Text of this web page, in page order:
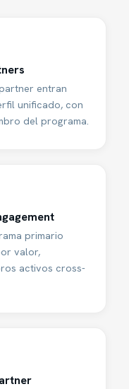
entran
unificado, con
del programa.
primario
valor,
activos cross-